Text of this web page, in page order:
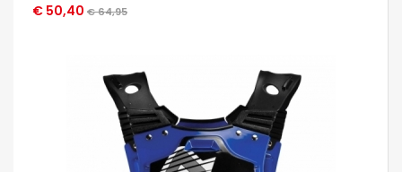
€ 50,40 € 64,95
OCCHIATA VELOCE